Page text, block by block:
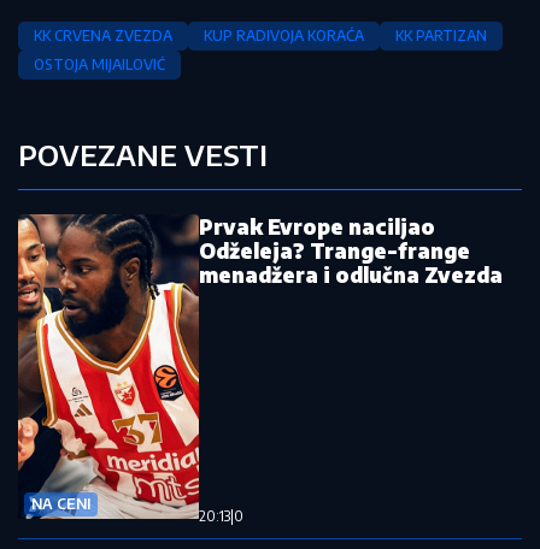
KK CRVENA ZVEZDA KUP RADIVOJA KORAĆA
KK PARTIZAN
OSTOJA MIJAILOVIĆ
POVEZANE VESTI
NA CENI
Prvak Evrope naciljao
Odželeja? Trange-frange
menadžera i odlučna Zvezda
20:13 0